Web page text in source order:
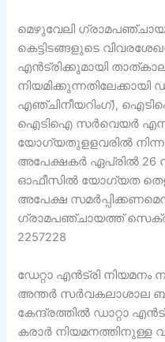
മെഴുവേലി
കെട്ടിടങ്ങളുടെ
എന്‍ട്രിക്കുമായി
എഞ്ചിനീയറിംഗ്),
ഐടിഐ സര്‍വെയര്‍
യോഗ്യതുളളവരില്‍
അപേക്ഷകര്‍ ഏപ്രില്‍ 26
ഓഫീസില്‍ യോഗ്യത
അപേക്ഷ
ഗ്രാമപഞ്ചായത്ത്
2257228
ഡേറ്റാ എന്‍ട്രി നിയമനം
അന്തർ സർവകലാശാല
കേന്ദ്രത്തിൽ ഡാറ്റാ
കരാർ